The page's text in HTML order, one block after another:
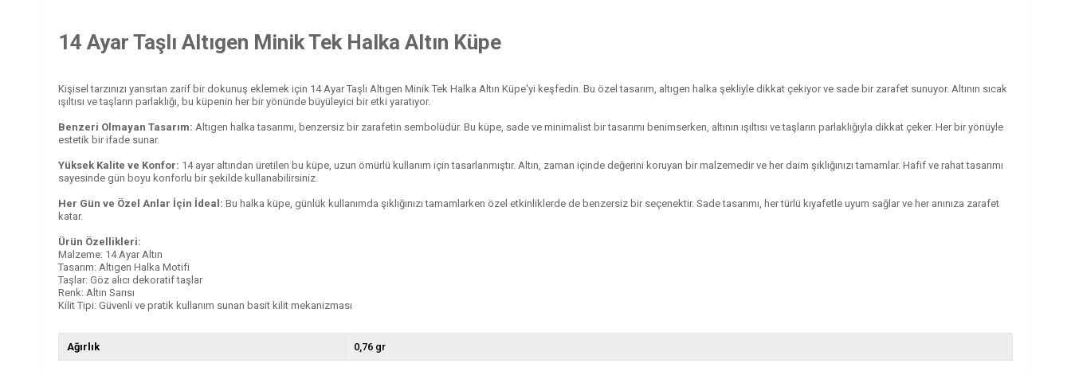
14 Ayar Taşlı Altıgen Minik Tek Halka Altın Küpe
Kişisel tarzınızı yansıtan zarif bir dokunuş eklemek için 14 Ayar Taşlı Altıgen Minik Tek Halka Altın Küpe'yi keşfedin. Bu özel tasarım, altıgen halka şekliyle dikkat çekiyor ve sade bir zarafet sunuyor. Altının sıcak
ışıltısı ve taşların parlaklığı, bu küpenin her bir yönünde büyüleyici bir etki yaratıyor.
Benzeri Olmayan Tasarım: Altıgen halka tasarımı, benzersiz bir zarafetin sembolüdür. Bu küpe, sade ve minimalist bir tasarımı benimserken, altının ışıltısı ve taşların parlaklığıyla dikkat çeker. Her bir yönüyle
estetik bir ifade sunar.
Yüksek Kalite ve Konfor: 14 ayar altından üretilen bu küpe, uzun ömürlü kullanım için tasarlanmıştır. Altın, zaman içinde değerini koruyan bir malzemedir ve her daim şıklığınızı tamamlar. Hafif ve rahat tasarımı
sayesinde gün boyu konforlu bir şekilde kullanabilirsiniz.
Her Gün ve Özel Anlar İçin İdeal: Bu halka küpe, günlük kullanımda şıklığınızı tamamlarken özel etkinliklerde de benzersiz bir seçenektir. Sade tasarımı, her türlü kıyafetle uyum sağlar ve her anınıza zarafet
katar.
Ürün Özellikleri:
Malzeme: 14 Ayar Altın
Tasarım: Altıgen Halka Motifi
Taşlar: Göz alıcı dekoratif taşlar
Renk: Altın Sarısı
Kilit Tipi: Güvenli ve pratik kullanım sunan basit kilit mekanizması
Ağırlık 0,76 gr